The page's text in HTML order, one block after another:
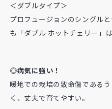
＜ダブルタイプ＞
プロフュージョンのシングル
も「ダブル ホットチェリー」
◎病気に強い！
暖地での栽培の致命傷である
く、丈夫で育てやすい。